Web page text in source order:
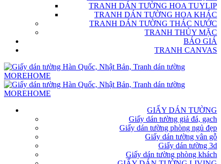
TRANH DÁN TƯỜNG HOA TUYLIP
TRANH DÁN TƯỜNG HOA KHÁC
TRANH DÁN TƯỜNG THÁC NƯỚC
TRANH THỦY MẶC
BÁO GIÁ
TRANH CANVAS
GIẤY DÁN TƯỜNG
Giấy dán tường giả đá, gạch
Giấy dán tường phòng ngủ đẹp
Giấy dán tường vân gỗ
Giấy dán tường 3d
Giấy dán tường phòng khách